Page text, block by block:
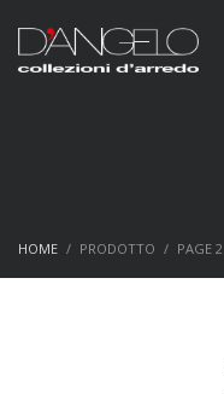
HOME PRODOTTO PAGE 2